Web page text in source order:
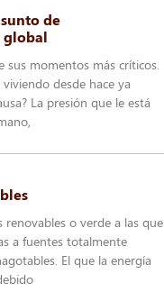
de
global
sus momentos más críticos.
desde hace ya
La presión que le está
renovables o verde a las que
a fuentes totalmente
El que la energía